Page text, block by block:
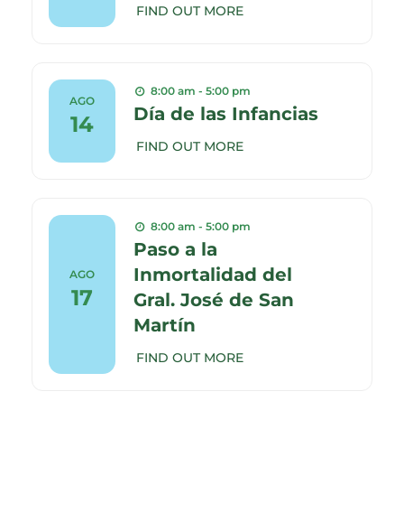
FIND OUT MORE
AGO
14
8:00 am - 5:00 pm
Día de las Infancias
FIND OUT MORE
AGO
17
8:00 am - 5:00 pm
Paso a la
Inmortalidad del
Gral. José de San
Martín
FIND OUT MORE